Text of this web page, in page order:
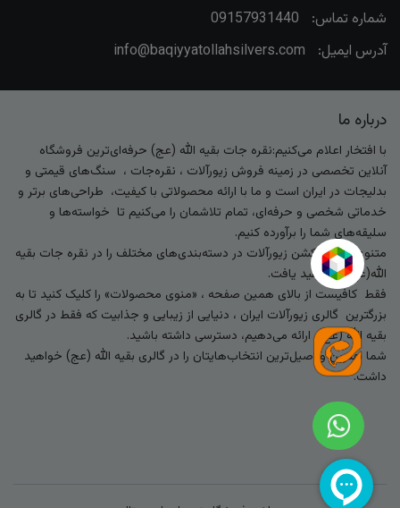
شماره تماس:
09157931440
آدرس ایمیل:
info@baqiyyatollahsilvers.com
درباره ما
با افتخار اعلام می‌کنیم:نقره جات بقیه الله (عج) حرفه‌ای‌ترین فروشگاه
آنلاین تخصصی در زمینه فروش زیورآلات ، نقره‌جات ، سنگ‌های قیمتی و
بدلیجات در ایران است و ما با ارائه محصولاتی با کیفیت، طراحی‌های برتر و
خدماتی شخصی و حرفه‌ای، تمام تلاشمان را می‌کنیم تا خواسته‌ها و
سلیقه‌های شما را برآورده کنیم.
متنوع‌ترین کالکشن زیورآلات در دسته‌بندی‌های مختلف را در نقره جات بقیه
الله(عج) خواهید یافت.
فقط کافیست از بالای همین صفحه ، «منوی محصولات» را کلیک کنید تا به
بزرگترین گالری زیورآلات ایران ، دنیایی از زیبایی و جذابیت که فقط در گالری
بقیه الله (عج) ارائه می‌دهیم، دسترسی داشته باشید.
شما بهترین و اصیل‌ترین انتخاب‌هایتان را در گالری بقیه الله (عج) خواهید
داشت.